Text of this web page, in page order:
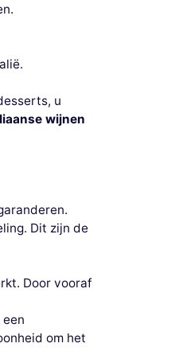
u
wijnen
Dit zijn de
Door vooraf
om het